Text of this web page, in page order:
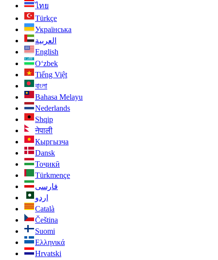
ไทย
Türkçe
Українська
العربية
English
O‘zbek
Tiếng Việt
বাংলা
Bahasa Melayu
Nederlands
Shqip
नेपाली
Кыргызча
Dansk
Тоҷикӣ
Türkmençe
فارسی
اردو
Català
Čeština
Suomi
Ελληνικά
Hrvatski